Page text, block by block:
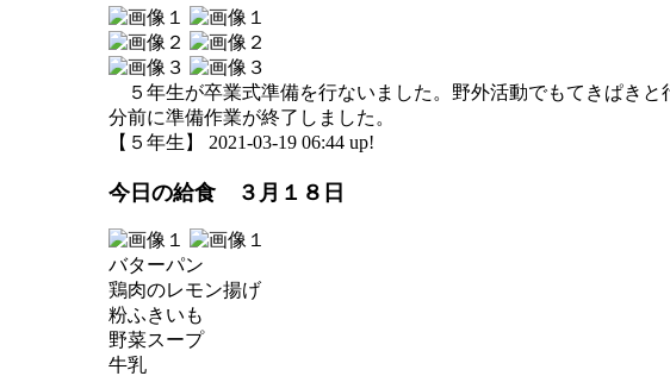
５年生が卒業式準備を行ないました。野外活動でもてきぱき
分前に準備作業が終了しました。
【５年生】 2021-03-19 06:44 up!
今日の給食 ３月１８日
バターパン
鶏肉のレモン揚げ
粉ふきいも
野菜スープ
牛乳